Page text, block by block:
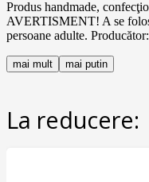
Produs handmade,
AVERTISMENT! A se
persoane adulte.
mai mult mai putin
La reducere: